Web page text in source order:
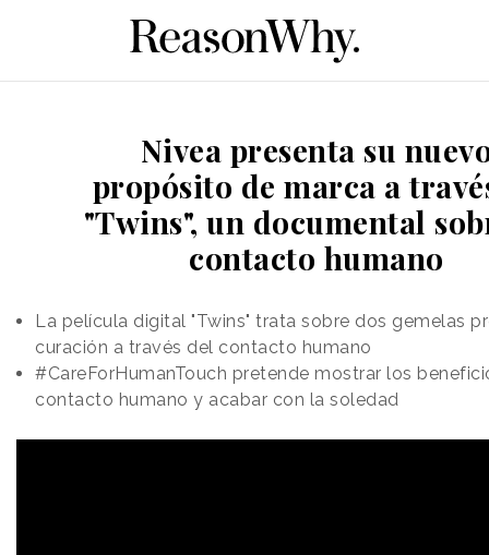
Nivea presenta su
propósito de marca a
"Twins", un documental
contacto humano
La película digital "Twins" trata sobre dos gemelas
curación a través del contacto humano
#CareForHumanTouch pretende mostrar los
contacto humano y acabar con la soledad